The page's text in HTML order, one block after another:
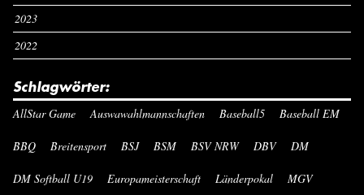
2023
2022
Schlagwörter:
AllStar Game Auswawahlmannschaften Baseball5 Baseball EM
BBQ Breitensport BSJ BSM BSV NRW DBV DM
DM Softball U19 Europameisterschaft Länderpokal MGV